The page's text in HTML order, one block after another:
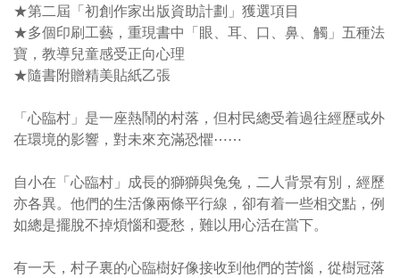
★第二屆「初創作家出版資助計劃」獲選項目
★多個印刷工藝，重現書中「眼、耳、口、鼻、觸」五種法
寶，教導兒童感受正向心理
★隨書附贈精美貼紙乙張
「心臨村」是一座熱鬧的村落，但村民總受着過往經歷或外
在環境的影響，對未來充滿恐懼⋯⋯
自小在「心臨村」成長的獅獅與兔兔，二人背景有別，經歷
亦各異。他們的生活像兩條平行線，卻有着一些相交點，例
如總是擺脫不掉煩惱和憂愁，難以用心活在當下。
有一天，村子裏的心臨樹好像接收到他們的苦惱，從樹冠落